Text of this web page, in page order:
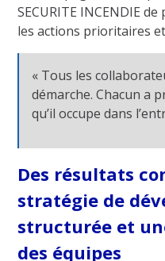
SECURITE INCENDIE
les actions prioritaires
« Tous les
démarche. Chacun a
qu’il occupe dans
Des résultats
stratégie de
structurée et
des équipes